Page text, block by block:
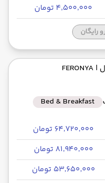
۴٬۵۰۰٬۰۰۰ تومان
رایگان
| FERONYA
Bed & Breakfast
۶۴٬۷۲۰٬۰۰۰ تومان
۸۱٬۹۴۰٬۰۰۰ تومان
۵۳٬۶۵۰٬۰۰۰ تومان